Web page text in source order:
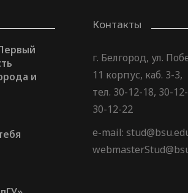
и
Контакты
г. Белгород, ул.
11 корпус, каб. 3-3,
тел. 30-12-18, 30-
30-12-22
e-mail: